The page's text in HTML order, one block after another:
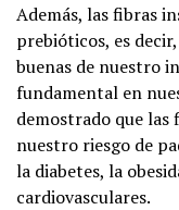
Además, las fibras
prebióticos, es
buenas de nuestro
fundamental en
demostrado que
nuestro riesgo de
la diabetes, la
cardiovasculares.